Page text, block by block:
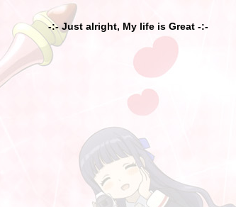
-:- Just alright, My life is Great -:-